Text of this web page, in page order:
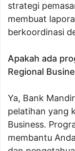
strategi
membuat
berkoordinasi
Apakah ada
Regional
Ya, Bank
pelatihan yang
Business.
membantu